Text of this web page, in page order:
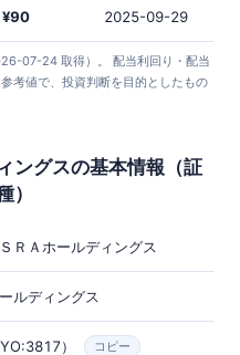
¥90 2025-09-29
07-24 取得）。 配当利回り・配当
考値で、投資判断を目的としたもの
ングスの基本情報（証
）
ＲＡホールディングス
ルディングス
） コピー